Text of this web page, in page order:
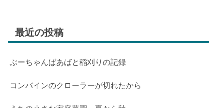
最近の投稿
ぶーちゃんばあばと稲刈りの記録
コンバインのクローラーが切れたから